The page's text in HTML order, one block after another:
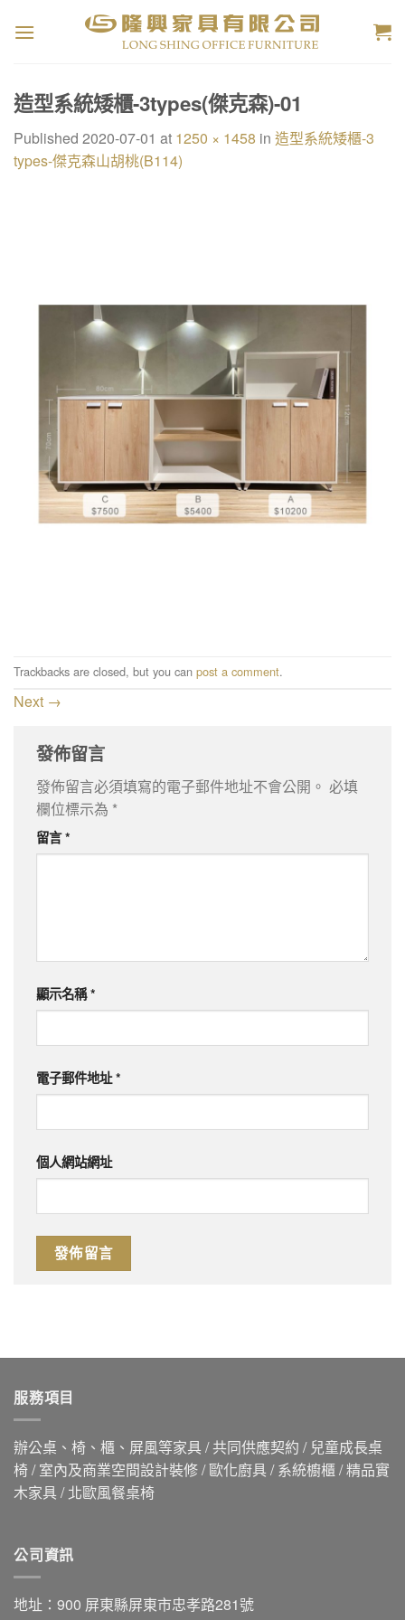
造型系統矮櫃-3types(傑克森)-01
Published 2020-07-01 at 1250 × 1458 in 造型系統矮櫃-3
types-傑克森山胡桃(B114)
Trackbacks are closed, but you can post a comment.
Next →
發佈留言
發佈留言必須填寫的電子郵件地址不會公開。 必填
欄位標示為 *
留言*
顯示名稱*
電子郵件地址*
個人網站網址
服務項目
辦公桌、椅、櫃、屏風等家具 / 共同供應契約 / 兒童成長桌
椅 / 室內及商業空間設計裝修 / 歐化廚具 / 系統櫥櫃 / 精品實
木家具 / 北歐風餐桌椅
公司資訊
地址：900 屏東縣屏東市忠孝路281號